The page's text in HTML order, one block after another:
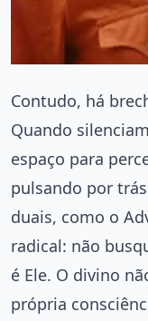
Contudo, há
Quando
espaço para
pulsando por
duais, como o
radical: não
é Ele. O divino
própria